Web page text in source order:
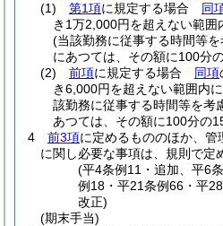
(1)
第1項に規定する場合 同
き1万2,000円を超えない範
(当該勤務に従事する時間等
にあつては、その額に100分
(2)
前項に規定する場合 同項
き6,000円を超えない範囲内
該勤務に従事する時間等を考
あつては、その額に100分の
4
前3項に定めるもののほか、
に関し必要な事項は、規則で定
(平4条例11・追加、平6
例18・平21条例66・平
改正)
(期末手当)